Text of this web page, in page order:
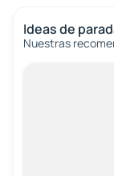
Ideas de
Nuestras